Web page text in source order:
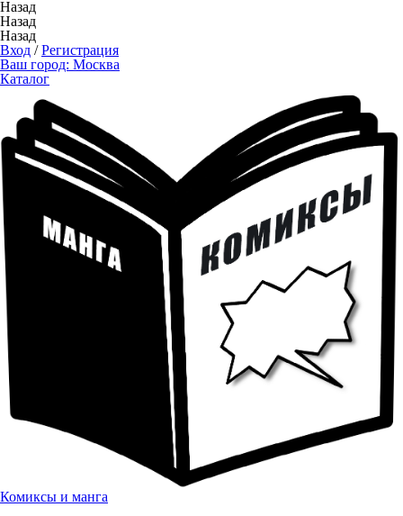
Назад
Назад
Назад
Вход /Регистрация
Ваш город: Москва
Каталог
Комиксы и манга